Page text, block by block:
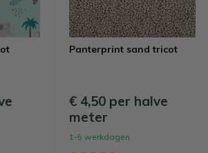
Panterprint sand tricot
€ 4,50 per halve
meter
1-5 werkdagen